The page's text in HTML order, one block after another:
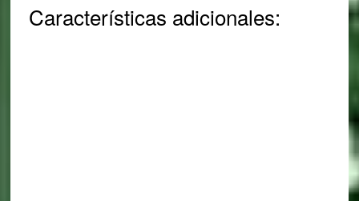
Características adicionales: